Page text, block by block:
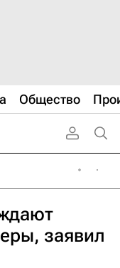
Общество
заявил